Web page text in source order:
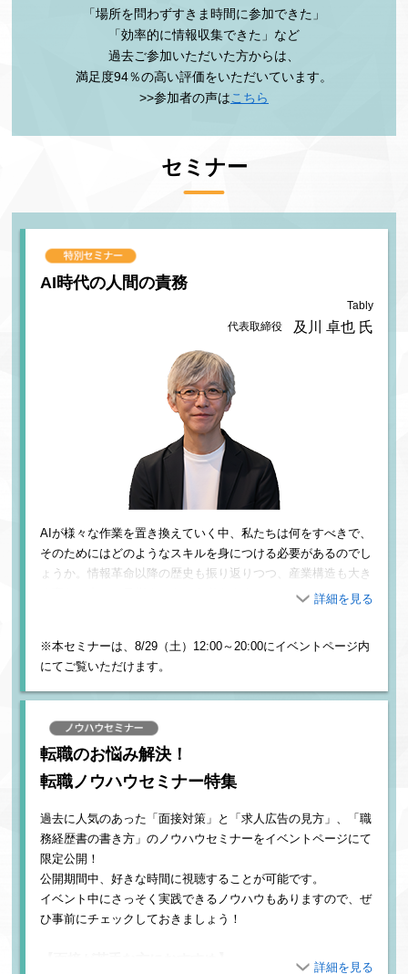
「場所を問わずすきま時間に参加できた」
「効率的に情報収集できた」など
過去ご参加いただいた方からは、
満足度94％の高い評価をいただいています。
>>参加者の声はこちら
セミナー
AI時代の人間の責務
Tably
代表取締役
及川 卓也 氏
AIが様々な作業を置き換えていく中、私たちは何をすべきで、
そのためにはどのようなスキルを身につける必要があるのでし
ょうか。情報革命以降の歴史も振り返りつつ、産業構造も大き
【profile】
Tably株式会社代表取締役。外資系IT企業数社にてプロダクトマネージャー
およびエンジニアリングマネージャーとして勤務後、スタートアップを経
て独立。2019年にTably株式会社を設立し、テクノロジーにより企業や社
※本セミナーは、8/29（土）12:00～20:00にイベントページ内
にてご覧いただけます。
転職のお悩み解決！
転職ノウハウセミナー特集
過去に人気のあった「面接対策」と「求人広告の見方」、「職
務経歴書の書き方」のノウハウセミナーをイベントページにて
限定公開！
公開期間中、好きな時間に視聴することが可能です。
イベント中にさっそく実践できるノウハウもありますので、ぜ
ひ事前にチェックしておきましょう！